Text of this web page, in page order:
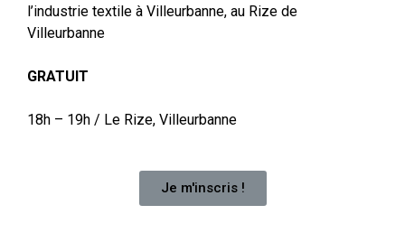
l’industrie textile à Villeurbanne, au Rize de
Villeurbanne
GRATUIT
18h – 19h / Le Rize, Villeurbanne
Je m'inscris !